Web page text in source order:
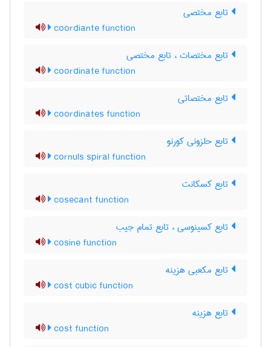
تابع مختصی
coordiante function
تابع مختصات ، تابع مختصی
coordinate function
تابع مختصاتی
coordinates function
تابع حلزونی کورنو
cornuls spiral function
تابع کسکانت
cosecant function
تابع کسینوسی ، تابع تمام جیب
cosine function
تابع مکعبی هزینه
cost cubic function
تابع هزینه
cost function